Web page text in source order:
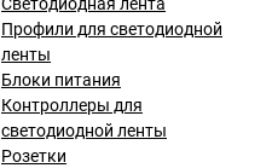
Профили для светодиодной
ленты
Блоки питания
Контроллеры для
светодиодной ленты
Розетки